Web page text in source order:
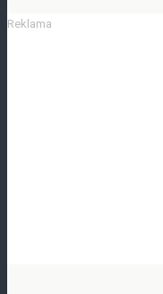
Reklama